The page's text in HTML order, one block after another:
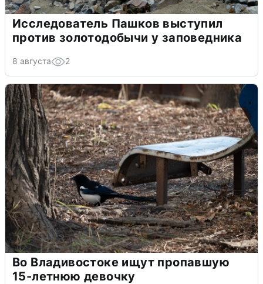
Исследователь Пашков выступил
против золотодобычи у заповедника
8 августа 2
Во Владивостоке ищут пропавшую
15-летнюю девочку